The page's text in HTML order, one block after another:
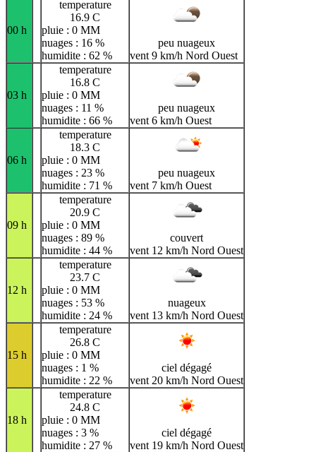
00 h
temperature
16.9 C
pluie : 0 MM
nuages : 16 %
humidite : 62 %
peu nuageux
vent 9 km/h Nord Ouest
03 h
temperature
16.8 C
pluie : 0 MM
nuages : 11 %
humidite : 66 %
peu nuageux
vent 6 km/h Ouest
06 h
temperature
18.3 C
pluie : 0 MM
nuages : 23 %
humidite : 71 %
peu nuageux
vent 7 km/h Ouest
09 h
temperature
20.9 C
pluie : 0 MM
nuages : 89 %
humidite : 44 %
couvert
vent 12 km/h Nord Ouest
12 h
temperature
23.7 C
pluie : 0 MM
nuages : 53 %
humidite : 24 %
nuageux
vent 13 km/h Nord Ouest
15 h
temperature
26.8 C
pluie : 0 MM
nuages : 1 %
humidite : 22 %
ciel dégagé
vent 20 km/h Nord Ouest
18 h
temperature
24.8 C
pluie : 0 MM
nuages : 3 %
humidite : 27 %
ciel dégagé
vent 19 km/h Nord Ouest